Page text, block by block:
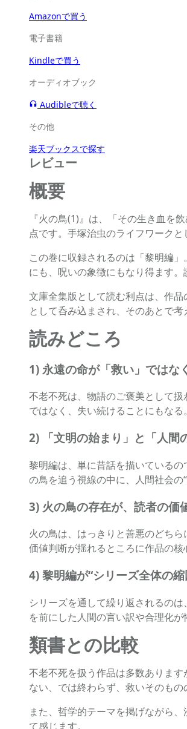
Amazonで買う
電子書籍
Kindleで買う
オーディオブック
Audibleで聴く
その他
楽天ブックスで探す
レビュー
概要
『火の鳥(1)』は、「その生き血を
点です。手塚治虫のライフワーク
この巻に収録されるのは「黎明編
にも、呪いの象徴にもなり得ます
文庫全集版として読む利点は、作
として呑み込まされ、そのあとで考
読みどころ
1) 永遠の命が「救い」ではな
不老不死は、物語のご褒美として
ではなく、失い続けることにもな
2) 「文明の始まり」と「人間
黎明編は、単に昔話を描いている
の鳥を追う視線の中に、人間社会の
3) 火の鳥の存在が、読者の価
火の鳥は、はっきりと善悪のどち
価値判断が揺れるところに作品の核
4) 黎明編が“シリーズ全体の
シリーズを通して繰り返されるの
を前にした人間の言い訳や合理化
類書との比較
不老不死を扱う作品は多数ありま
ない、では終わらず、救いそのも
また、哲学的テーマを掲げながら
て感じます。